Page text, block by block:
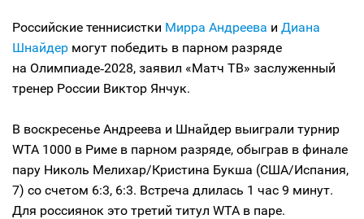
Российские теннисистки Мирра Андреева и Диана
Шнайдер могут победить в парном разряде
на Олимпиаде‑2028, заявил «Матч ТВ» заслуженный
тренер России Виктор Янчук.
В воскресенье Андреева и Шнайдер выиграли турнир
WTA 1000 в Риме в парном разряде, обыграв в финале
пару Николь Мелихар/Кристина Букша (США/Испания,
7) со счетом 6:3, 6:3. Встреча длилась 1 час 9 минут.
Для россиянок это третий титул WTA в паре.